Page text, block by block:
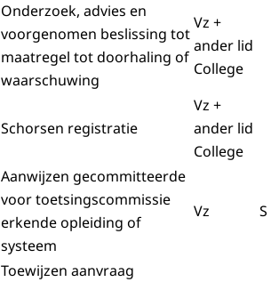
Onderzoek, advies en
voorgenomen beslissing tot
maatregel tot doorhaling of
waarschuwing
Vz +
ander lid
College
Schorsen registratie
Vz +
ander lid
College
Aanwijzen gecommitteerde
voor toetsingscommissie
erkende opleiding of
systeem
Vz
Toewijzen aanvraag